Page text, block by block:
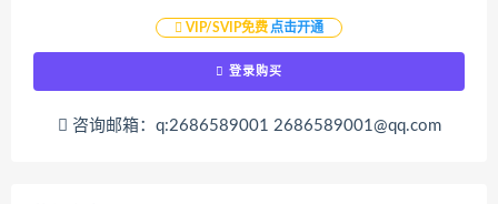
VIP/SVIP免费 点击开通
登录购买
咨询邮箱：q:2686589001 2686589001@qq.com